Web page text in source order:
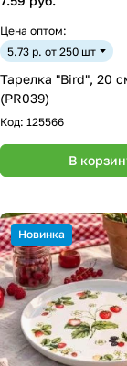
Цена оптом:
5.73 р. от 250 шт
Тарелка "Bird", 20
(PR039)
Код: 125566
В
Новинка